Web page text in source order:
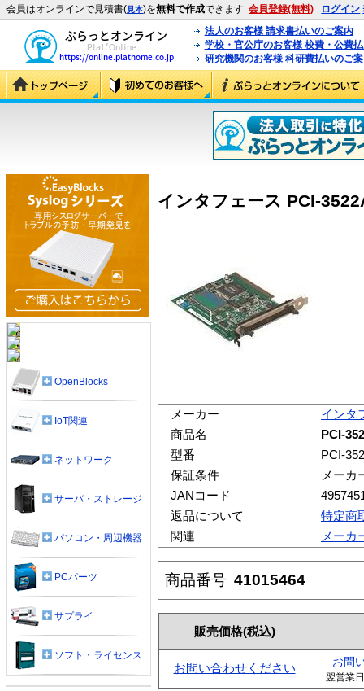
会員はオンラインで見積書(見本)を無料で作成できます 会員登録(無料) ログイン
法人のお客様 請求書払いのご案内
学校・官公庁のお客様 校費・公費
研究機関のお客様 科研費払いのご
インタフェース PCI-
メーカー
インタ
商品名
PCI-
型番
PCI-
保証条件
メーカ
JANコード
返品について
特定商
関連
メーカ
商品番号 41015464
販売価格(税込)
お問い合わせください お問
翌営業
OpenBlocks
IoT関連
ネットワーク
サーバ・ストレージ
パソコン・周辺機器
PCパーツ
サプライ
ソフト・ライセンス